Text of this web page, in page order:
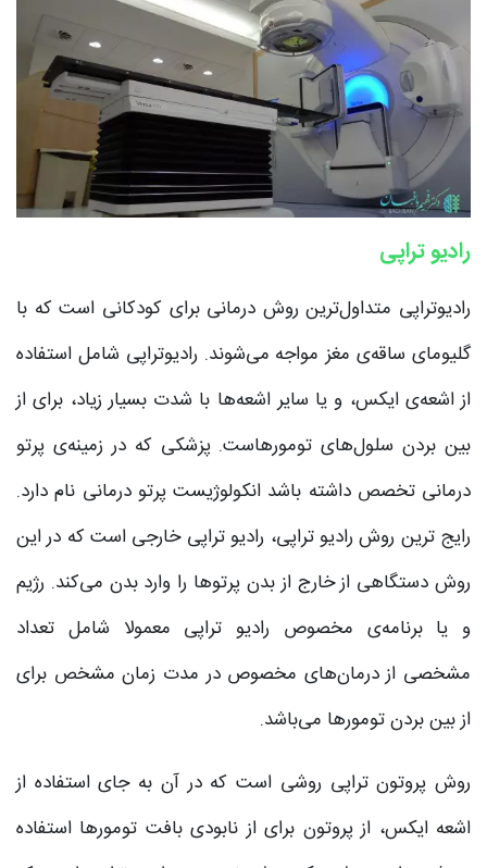
رادیو تراپی
رادیوتراپی متداول‌ترین روش درمانی برای کودکانی است که با
گلیومای ساقه‌‌ی مغز مواجه می‌شوند. رادیوتراپی شامل استفاده
از اشعه‌ی ایکس، و یا سایر اشعه‌ها با شدت بسیار زیاد، برای از
بین بردن سلول‌های تومورهاست. پزشکی که در زمینه‌ی پرتو
درمانی تخصص داشته باشد انکولوژیست پرتو درمانی نام دارد.
رایج ترین روش رادیو تراپی، رادیو تراپی خارجی است که در این
روش دستگاهی از خارج از بدن پرتوها را وارد بدن می‌کند. رژیم
و یا برنامه‌ی مخصوص رادیو تراپی معمولا شامل تعداد
مشخصی از درمان‌های مخصوص در مدت زمان مشخص برای
از بین بردن تومورها می‌باشد.
روش پروتون تراپی روشی است که در آن به جای استفاده از
اشعه ایکس، از پروتون برای از نابودی بافت تومورها استفاده